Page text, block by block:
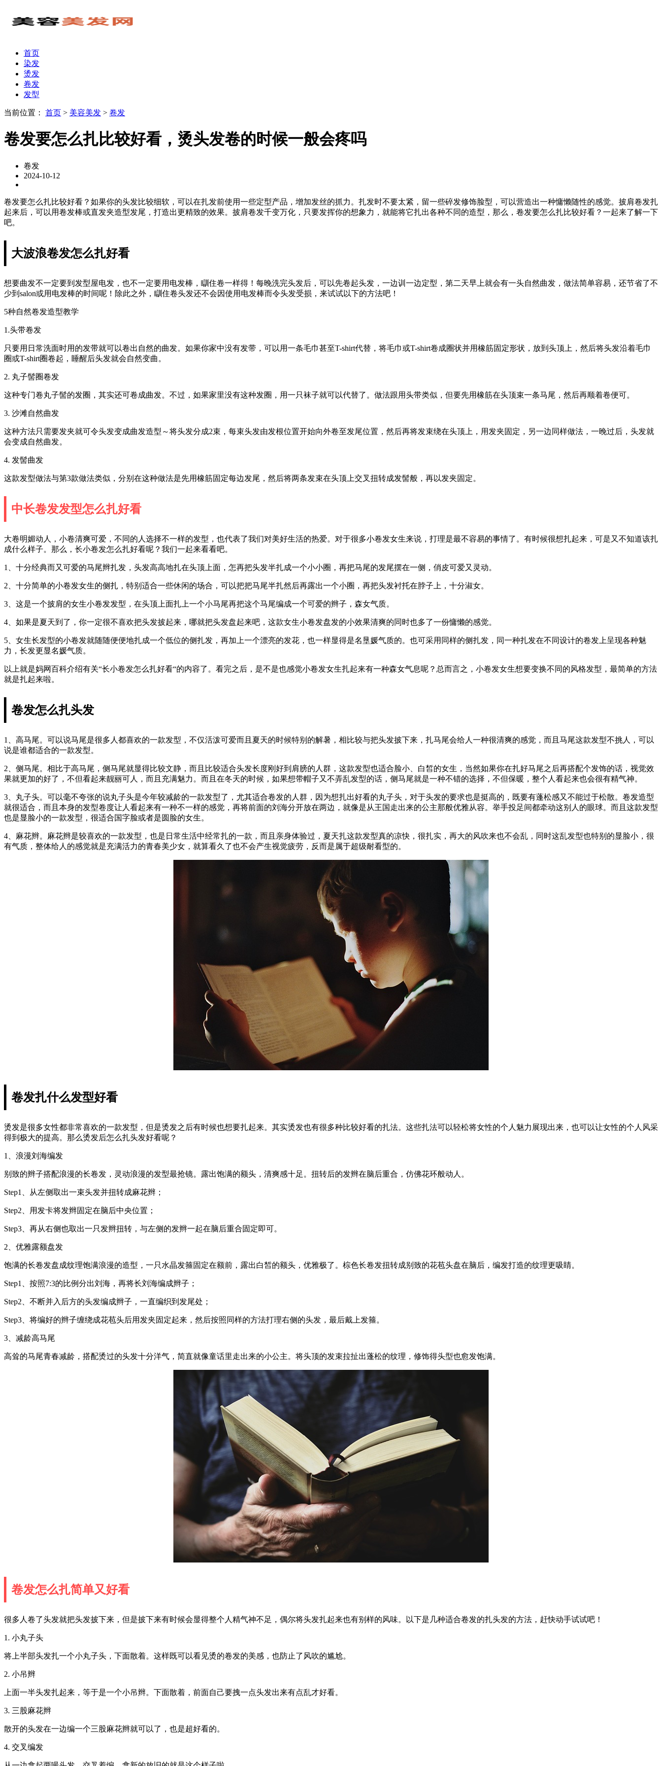
首页
染发
烫发
卷发
发型
当前位置： 首页 > 美容美发 > 卷发
卷发要怎么扎比较好看，烫头发卷的时候一般会疼吗
卷发
2024-10-12
卷发要怎么扎比较好看？如果你的头发比较细软，可以在扎发前使用一些定型产品，增加发丝的抓力。扎发时不要太紧，留一些碎发修饰脸型，可以营造出一种慵懒随性的感觉。披肩卷发扎
起来后，可以用卷发棒或直发夹造型发尾，打造出更精致的效果。披肩卷发千变万化，只要发挥你的想象力，就能将它扎出各种不同的造型，那么，卷发要怎么扎比较好看？一起来了解一下
吧。
大波浪卷发怎么扎好看
想要曲发不一定要到发型屋电发，也不一定要用电发棒，瞓住卷一样得！每晚洗完头发后，可以先卷起头发，一边训一边定型，第二天早上就会有一头自然曲发，做法简单容易，还节省了不
少到salon或用电发棒的时间呢！除此之外，瞓住卷头发还不会因使用电发棒而令头发受损，来试试以下的方法吧！
5种自然卷发造型教学
1.头带卷发
只要用日常洗面时用的发带就可以卷出自然的曲发。如果你家中没有发带，可以用一条毛巾甚至T-shirt代替，将毛巾或T-shirt卷成圈状并用橡筋固定形状，放到头顶上，然后将头发沿着毛巾
圈或T-shirt圈卷起，睡醒后头发就会自然变曲。
2. 丸子髻圈卷发
这种专门卷丸子髻的发圈，其实还可卷成曲发。不过，如果家里没有这种发圈，用一只袜子就可以代替了。做法跟用头带类似，但要先用橡筋在头顶束一条马尾，然后再顺着卷便可。
3. 沙滩自然曲发
这种方法只需要发夹就可令头发变成曲发造型～将头发分成2束，每束头发由发根位置开始向外卷至发尾位置，然后再将发束绕在头顶上，用发夹固定，另一边同样做法，一晚过后，头发就
会变成自然曲发。
4. 发髻曲发
这款发型做法与第3款做法类似，分别在这种做法是先用橡筋固定每边发尾，然后将两条发束在头顶上交叉扭转成发髻般，再以发夹固定。
中长卷发发型怎么扎好看
大卷明媚动人，小卷清爽可爱，不同的人选择不一样的发型，也代表了我们对美好生活的热爱。对于很多小卷发女生来说，打理是最不容易的事情了。有时候很想扎起来，可是又不知道该扎
成什么样子。那么，长小卷发怎么扎好看呢？我们一起来看看吧。
1、十分经典而又可爱的马尾辫扎发，头发高高地扎在头顶上面，怎再把头发半扎成一个小小圈，再把马尾的发尾摆在一侧，俏皮可爱又灵动。
2、十分简单的小卷发女生的侧扎，特别适合一些休闲的场合，可以把把马尾半扎然后再露出一个小圈，再把头发衬托在脖子上，十分淑女。
3、这是一个披肩的女生小卷发发型，在头顶上面扎上一个小马尾再把这个马尾编成一个可爱的辫子，森女气质。
4、如果是夏天到了，你一定很不喜欢把头发披起来，哪就把头发盘起来吧，这款女生小卷发盘发的小效果清爽的同时也多了一份慵懒的感觉。
5、女生长发型的小卷发就随随便便地扎成一个低位的侧扎发，再加上一个漂亮的发花，也一样显得是名垦媛气质的。也可采用同样的侧扎发，同一种扎发在不同设计的卷发上呈现各种魅
力，长发更显名媛气质。
以上就是妈网百科介绍有关“长小卷发怎么扎好看“的内容了。看完之后，是不是也感觉小卷发女生扎起来有一种森女气息呢？总而言之，小卷发女生想要变换不同的风格发型，最简单的方法
就是扎起来啦。
卷发怎么扎头发
1、高马尾。可以说马尾是很多人都喜欢的一款发型，不仅活泼可爱而且夏天的时候特别的解暑，相比较与把头发披下来，扎马尾会给人一种很清爽的感觉，而且马尾这款发型不挑人，可以
说是谁都适合的一款发型。
2、侧马尾。相比于高马尾，侧马尾就显得比较文静，而且比较适合头发长度刚好到肩膀的人群，这款发型也适合脸小、白皙的女生，当然如果你在扎好马尾之后再搭配个发饰的话，视觉效
果就更加的好了，不但看起来靓丽可人，而且充满魅力。而且在冬天的时候，如果想带帽子又不弄乱发型的话，侧马尾就是一种不错的选择，不但保暖，整个人看起来也会很有精气神。
3、丸子头。可以毫不夸张的说丸子头是今年较减龄的一款发型了，尤其适合卷发的人群，因为想扎出好看的丸子头，对于头发的要求也是挺高的，既要有蓬松感又不能过于松散。卷发造型
就很适合，而且本身的发型卷度让人看起来有一种不一样的感觉，再将前面的刘海分开放在两边，就像是从王国走出来的公主那般优雅从容。举手投足间都牵动这别人的眼球。而且这款发型
也是显脸小的一款发型，很适合国字脸或者是圆脸的女生。
4、麻花辫。麻花辫是较喜欢的一款发型，也是日常生活中经常扎的一款，而且亲身体验过，夏天扎这款发型真的凉快，很扎实，再大的风吹来也不会乱，同时这乱发型也特别的显脸小，很
有气质，整体给人的感觉就是充满活力的青春美少女，就算看久了也不会产生视觉疲劳，反而是属于超级耐看型的。
卷发扎什么发型好看
烫发是很多女性都非常喜欢的一款发型，但是烫发之后有时候也想要扎起来。其实烫发也有很多种比较好看的扎法。这些扎法可以轻松将女性的个人魅力展现出来，也可以让女性的个人风采
得到极大的提高。那么烫发后怎么扎头发好看呢？
1、浪漫刘海编发
别致的辫子搭配浪漫的长卷发，灵动浪漫的发型最抢镜。露出饱满的额头，清爽感十足。扭转后的发辫在脑后重合，仿佛花环般动人。
Step1、从左侧取出一束头发并扭转成麻花辫；
Step2、用发卡将发辫固定在脑后中央位置；
Step3、再从右侧也取出一只发辫扭转，与左侧的发辫一起在脑后重合固定即可。
2、优雅露额盘发
饱满的长卷发盘成纹理饱满浪漫的造型，一只水晶发箍固定在额前，露出白皙的额头，优雅极了。棕色长卷发扭转成别致的花苞头盘在脑后，编发打造的纹理更吸睛。
Step1、按照7:3的比例分出刘海，再将长刘海编成辫子；
Step2、不断并入后方的头发编成辫子，一直编织到发尾处；
Step3、将编好的辫子缠绕成花苞头后用发夹固定起来，然后按照同样的方法打理右侧的头发，最后戴上发箍。
3、减龄高马尾
高耸的马尾青春减龄，搭配烫过的头发十分洋气，简直就像童话里走出来的小公主。将头顶的发束拉扯出蓬松的纹理，修饰得头型也愈发饱满。
卷发怎么扎简单又好看
很多人卷了头发就把头发披下来，但是披下来有时候会显得整个人精气神不足，偶尔将头发扎起来也有别样的风味。以下是几种适合卷发的扎头发的方法，赶快动手试试吧！
1. 小丸子头
将上半部头发扎一个小丸子头，下面散着。这样既可以看见烫的卷发的美感，也防止了风吹的尴尬。
2. 小吊辫
上面一半头发扎起来，等于是一个小吊辫。下面散着，前面自己要拽一点头发出来有点乱才好看。
3. 三股麻花辫
散开的头发在一边编一个三股麻花辫就可以了，也是超好看的。
4. 交叉编发